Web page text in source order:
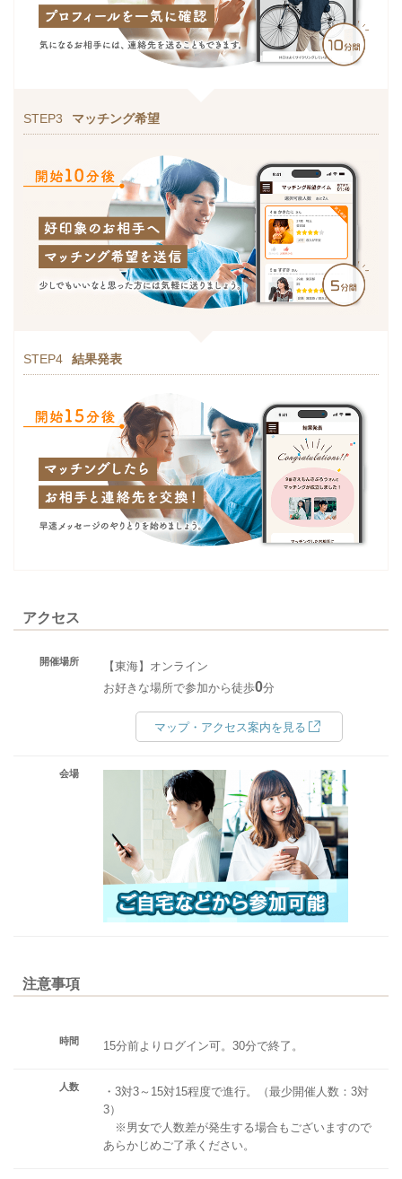
STEP3 マッチング希望
STEP4 結果発表
アクセス
開催場所
【東海】オンライン
お好きな場所で参加から徒歩0分
マップ・アクセス案内を見る
会場
注意事項
時間 15分前よりログイン可。30分で終了。
人数
・3対3～15対15程度で進行。（最少開催人数：3対
3）
※男女で人数差が発生する場合もございますので
あらかじめご了承ください。